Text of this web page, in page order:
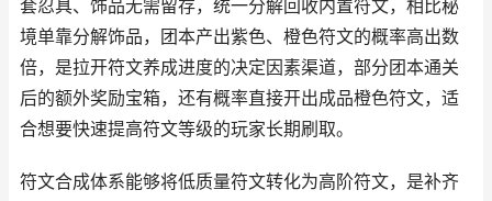
套忍具、饰品无需留存，统一分解回收内置符文，相比秘
境单靠分解饰品，团本产出紫色、橙色符文的概率高出数
倍，是拉开符文养成进度的决定因素渠道，部分团本通关
后的额外奖励宝箱，还有概率直接开出成品橙色符文，适
合想要快速提高符文等级的玩家长期刷取。
符文合成体系能够将低质量符文转化为高阶符文，是补齐